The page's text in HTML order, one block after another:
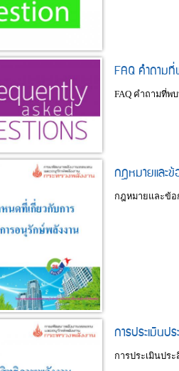
FAQ คำถาม
FAQ คำถามที่พ
กฎหมายและ
กฎหมายและข้อ
การประเมินป
การประเมินปร